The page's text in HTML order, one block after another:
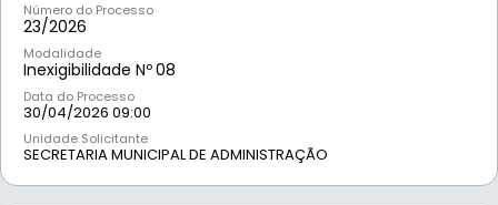
Número do Processo
23/2026
Modalidade
Inexigibilidade Nº08
Data do Processo
30/04/2026 09:00
Unidade Solicitante
SECRETARIA MUNICIPAL DE ADMINISTRAÇÃO